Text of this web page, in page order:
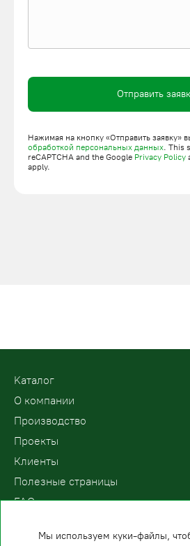
Отправить
Нажимая на кнопку «Отправить заявку»
обработкой персональных данных. This
reCAPTCHA and the Google Privacy Policy
apply.
Kаталог
О компании
Производство
Проекты
Клиенты
Полезные страницы
FAQ
Мы используем куки-файлы,